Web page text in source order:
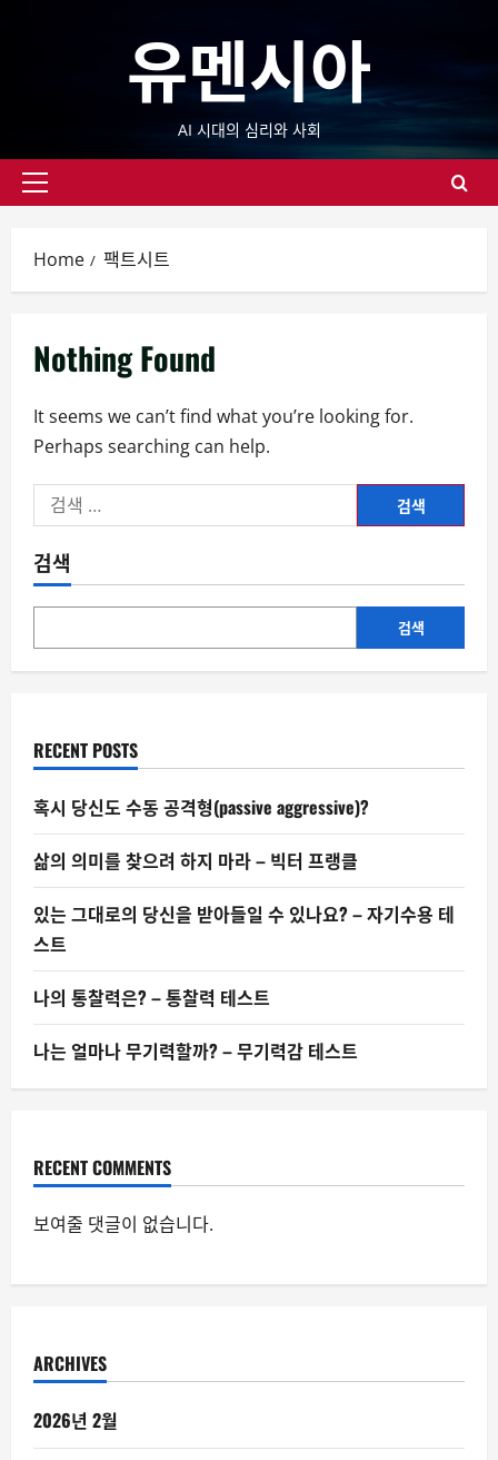
유멘시아
AI 시대의 심리와 사회
Primary
Home 팩트시트
Nothing Found
It seems we can’t find what you’re looking for.
Perhaps searching can help.
색:
검색
검색
RECENT POSTS
혹시 당신도 수동 공격형(passive aggressive)?
삶의 의미를 찾으려 하지 마라 – 빅터 프랭클
있는 그대로의 당신을 받아들일 수 있나요? – 자기수용 테
스트
나의 통찰력은? – 통찰력 테스트
나는 얼마나 무기력할까? – 무기력감 테스트
RECENT COMMENTS
보여줄 댓글이 없습니다.
ARCHIVES
2026년 2월